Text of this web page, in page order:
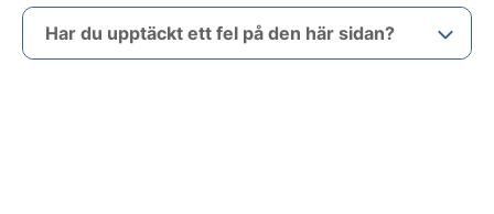
Har du upptäckt ett fel på den här sidan?